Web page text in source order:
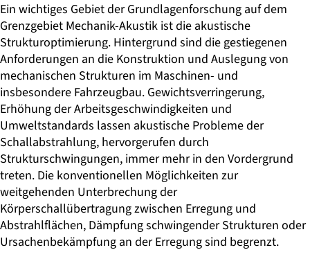
Ein wichtiges Gebiet der Grundlagenforschung auf dem
Grenzgebiet Mechanik-Akustik ist die akustische
Strukturoptimierung. Hintergrund sind die gestiegenen
Anforderungen an die Konstruktion und Auslegung von
mechanischen Strukturen im Maschinen- und
insbesondere Fahrzeugbau. Gewichtsverringerung,
Erhöhung der Arbeitsgeschwindigkeiten und
Umweltstandards lassen akustische Probleme der
Schallabstrahlung, hervorgerufen durch
Strukturschwingungen, immer mehr in den Vordergrund
treten. Die konventionellen Möglichkeiten zur
weitgehenden Unterbrechung der
Körperschallübertragung zwischen Erregung und
Abstrahlflächen, Dämpfung schwingender Strukturen oder
Ursachenbekämpfung an der Erregung sind begrenzt.